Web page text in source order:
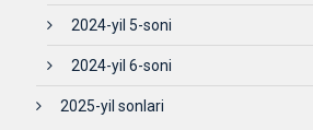
2024-yil 5-soni
2024-yil 6-soni
2025-yil sonlari